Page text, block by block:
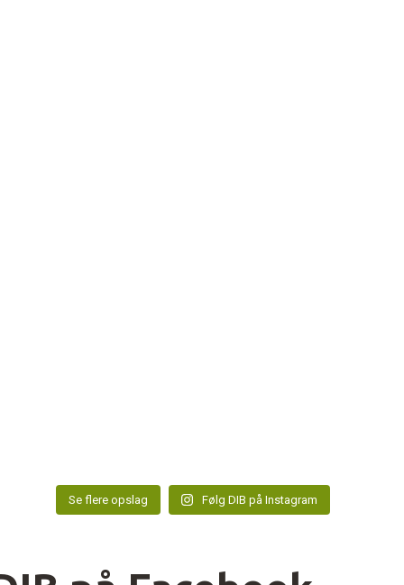
Se flere opslag Følg DIB på Instagram